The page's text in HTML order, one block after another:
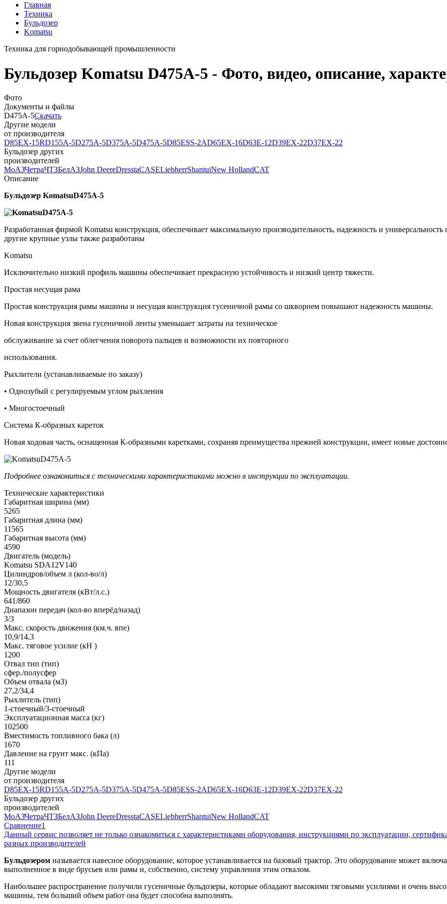
Главная
Техника
Бульдозер
Komatsu
Техника для горнодобывающей промышленности
Бульдозер Komatsu D475A-5 - Фото, видео, описание,
Фото
Документы и файлы
D475A-5Скачать
Другие модели
от производителя
D85EX-15RD155A-5D275A-5D375A-5D475A-5D85ESS-2AD65EX-16D63E-12D39EX-22D37EX-22
Бульдозер других
производителей
МоАЗЧетраЧТЗБелАЗJohn DeereDresstaCASELiebherrShantuiNew HollandCAT
Описание
Бульдозер KomatsuD475A-5
Разработанная фирмой Komatsu конструкция, обеспечивает максимальную производительность, надежность и
другие крупные узлы также разработаны
Komatsu
Исключительно низкий профиль машины обеспечивает прекрасную устойчивость и низкий центр тяжести.
Простая несущая рама
Простая конструкция рамы машины и несущая конструкция гусеничной рамы со шкворнем повышают надежность машины.
Новая конструкция звена гусеничной ленты уменьшает затраты на техническое
обслуживание за счет облегчения поворота пальцев и возможности их повторного
использования.
Рыхлители (устанавливаемые по заказу)
• Однозубый с регулируемым углом рыхления
• Многостоечный
Система К-образных кареток
Новая ходовая часть, оснащенная К-образными каретками, сохраняя преимущества прежней конструкции, имеет новые
Подробнее ознакомиться с техническими характеристиками можно в инструкции по эксплуатации.
Технические характеристики
Габаритная ширина (мм)
5265
Габаритная длина (мм)
11565
Габаритная высота (мм)
4590
Двигатель (модель)
Komatsu SDA12V140
Цилиндров/объем л (кол-во/л)
12/30,5
Мощность двигателя (кВт/л.с.)
641/860
Диапазон передач (кол-во вперёд/назад)
3/3
Макс. скорость движения (км.ч. впе)
10,9/14,3
Макс. тяговое усилие (кН )
1200
Отвал тип (тип)
сфер./полусфер
Объем отвала (м3)
27,2/34,4
Рыхлитель (тип)
1-стоечный/3-стоечный
Эксплуатационная масса (кг)
102500
Вместимость топливного бака (л)
1670
Давление на грунт макс. (кПа)
111
Другие модели
от производителя
D85EX-15RD155A-5D275A-5D375A-5D475A-5D85ESS-2AD65EX-16D63E-12D39EX-22D37EX-22
Бульдозер других
производителей
МоАЗЧетраЧТЗБелАЗJohn DeereDresstaCASELiebherrShantuiNew HollandCAT
Сравнение1
Данный сервис позволяет не только ознакомиться с характеристиками оборудования, инструкциями по эксплуатации,
разных производителей
Бульдозером называется навесное оборудование, которое устанавливается на базовый трактор. Это оборудование может
выполненное в виде брусьев или рамы и, собственно, систему управления этим отвалом.
Наибольшее распространение получили гусеничные бульдозеры, которые обладают высокими тяговыми усилиями и очень
машины, тем больший объем работ она будет способна выполнять.